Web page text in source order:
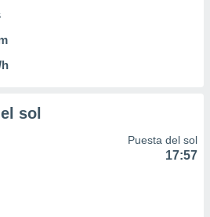
h
sol
Puesta del sol
17:57